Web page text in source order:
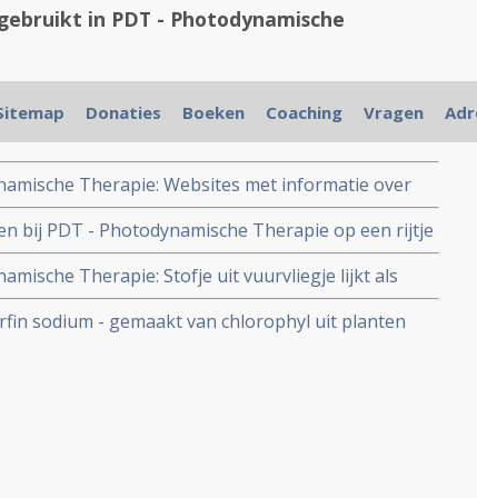
in PDT - Photodynamische
Therapie: Websites met informatie over
van photofrin gebruikt in PDT -
bij PDT - Photodynamische Therapie op een rijtje
Therapie: Stofje uit vuurvliegje lijkt als
Photodynamische Therapie behandelingen.
sodium - gemaakt van chlorophyl uit planten
Donaties Boeken Coaching Vragen